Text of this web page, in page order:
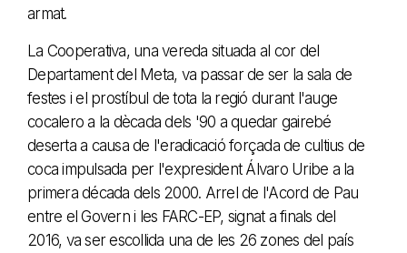
armat.
La Cooperativa, una vereda situada al cor del
Departament del Meta, va passar de ser la sala de
festes i el prostíbul de tota la regió durant l'auge
cocalero a la dècada dels '90 a quedar gairebé
deserta a causa de l'eradicació forçada de cultius de
coca impulsada per l'expresident Álvaro Uribe a la
primera década dels 2000. Arrel de l'Acord de Pau
entre el Govern i les FARC-EP, signat a finals del
2016, va ser escollida una de les 26 zones del país